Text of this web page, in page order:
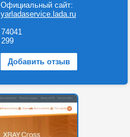
Официальный сайт:
yarladaservice.lada.ru
74041
299
Добавить отзыв